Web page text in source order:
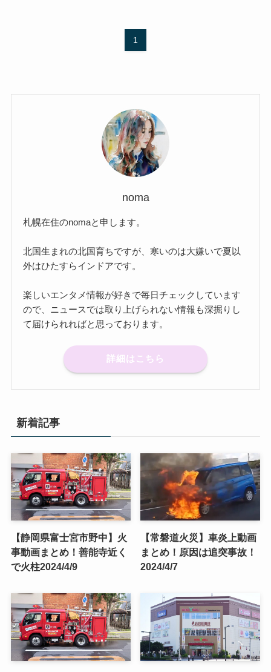
1
noma
札幌在住のnomaと申します。
北国生まれの北国育ちですが、寒いのは大嫌いで夏以
外はひたすらインドアです。
楽しいエンタメ情報が好きで毎日チェックしています
ので、ニュースでは取り上げられない情報も深掘りし
て届けられればと思っております。
詳細はこちら
新着記事
【静岡県富士宮市野中】火
事動画まとめ！善能寺近く
で火柱2024/4/9
【常磐道火災】車炎上動画
まとめ！原因は追突事故！
2024/4/7